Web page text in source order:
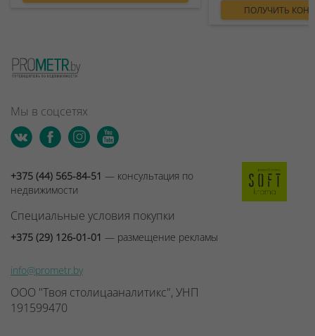
ПОЛУЧИТЬ
Мы в соцсетях
+375 (44) 565-84-51 — консультация по
недвижимости
Специальные условия покупки
+375 (29) 126-01-01 — размещение рекламы
info@prometr.by
ООО "Твоя столицааналитикс", УНП
191599470